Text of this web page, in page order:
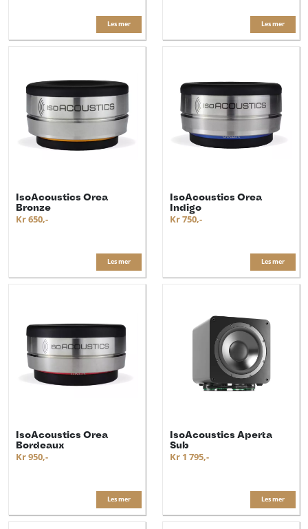
Les mer Les mer
IsoAcoustics Orea
Bronze
Kr 650,-
Les mer
IsoAcoustics Orea
Indigo
Kr 750,-
Les mer
IsoAcoustics Orea
Bordeaux
Kr 950,-
Les mer
IsoAcoustics Aperta
Sub
Kr 1 795,-
Les mer